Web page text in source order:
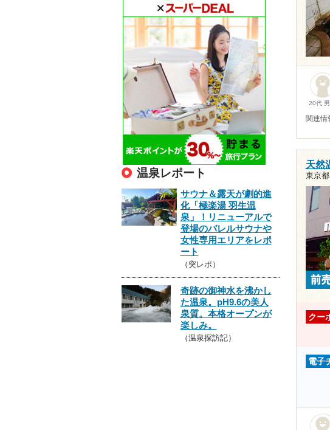
20代
関連情
天然
東京
クー
電子
温泉レポート
サウナ＆露天が劇的進
化「極楽湯 羽生温
泉」！リニューアルで
登場のバレルサウナや
女性専用エリアをレポ
ート
（突レポ）
奇跡の御神水を沸かし
た温泉。pH9.6の美人
泉質。本格オープンが
楽しみ。
（温泉探訪記）